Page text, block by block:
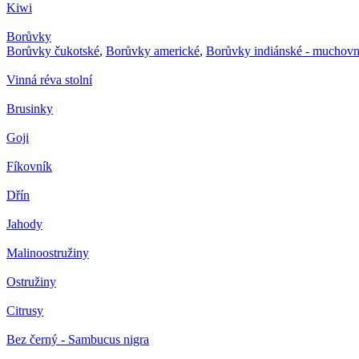
Kiwi
Borůvky
Borůvky čukotské, Borůvky americké, Borůvky indiánské -
Vinná réva stolní
Brusinky
Goji
Fíkovník
Dřín
Jahody
Malinoostružiny
Ostružiny
Citrusy
Bez černý - Sambucus nigra